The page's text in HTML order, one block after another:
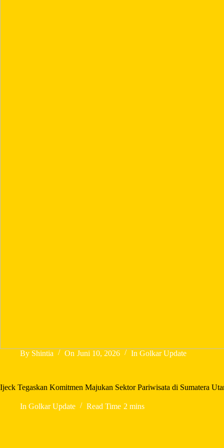
By Shintia On Juni 10, 2026 In Golkar Update
Ijeck Tegaskan Komitmen Majukan Sektor Pariwisata di Sumatera
In Golkar Update Read Time 2 mins